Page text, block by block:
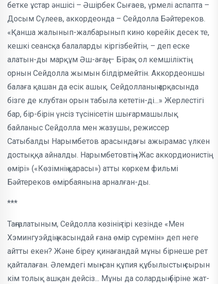
бетке ұстар әншісі – Әшірбек Сығаев, үрмелі аспапта –
Досым Сүлеев, аккор­деонда – Сей­долла Бәйтереков.
«Қанша жалын­ып-жалбарынып кино көрейік десек те,
кешкі сеансқа балаларды кір­гіз­бей­тін, – деп еске
алатын-ды марқұм Әш-ағаң, – Бірақ ол кем­шіліктің
орнын Сейдолла жымын білдірмейтін. Аккор­деоншы
балаға қашан да есік ашық. Сейдолланың арқасында
бізге де клубтан орын табыла кететін-ді...» Жерлестігі
бар, бір-бірін үнсіз түсін­ісе­тін шығарма­шылық
байланыс Сейдолла мен жазушы, режиссер
Сатыбалды Нар­ымбетов арасындағы ажырамас үлкен
достыққа айналды. Нарымбетовтің «Жас аккор­дио­нистің
өмірі» («Көзім­нің қарасы») атты көркем фильмі
Бәйтереков өмір­баяны­на арналған-ды.
***
Таңғалатыным, Сейдолла көзінің тірі кезінде «Мен
Хэмингуэйдің жасындай ғана өмір сүремін» деп неге
айтты екен? Және біреу қинағандай мұны бірнеше рет
қайталаған. Әлем­дегі мың-сан құпия құбылыстың сырын
кім толық ашқан дейсіз... Мұны да солардың біріне жат­